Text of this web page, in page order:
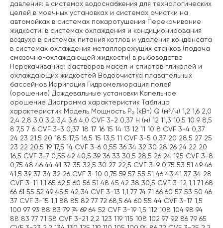
давления: в системах водоснабжения для технологических
целей в моечных установках и системах очистки на
автомойках в системах пожаротушения Перекачивание
жидкости: в системах охлаждения и кондиционирования
воздуха в системах питания котлов и удаления конденсата
в системах охлаждения металлорежущих станков (подача
смазочно-охлаждающей жидкости) в рыбоводстве
Перекачивание: растворов масел и спиртов гликолей и
охлаждающих жидкостей Водоочистка плавательных
бассейнов Ирригация Гидромелиорация полей
(орошение) Дождевальные установки Капельное
орошение Диаграмма характеристик Таблица
характеристик Модель Мощность P₂ (кВт) Q (м³/ч) 1,2 1,6 2,0
2,4 2,8 3,0 3,2 3,4 3,6 4,0 CVF 3-2 0,37 H (м) 12 11,3 10,5 10 9 8,5
8 7,5 7 6 CVF 3-3 0,37 18 17 16 15 14 13 12 11 10 8 CVF 3-4 0,37
24 23 21,5 20 18,5 17,5 16,5 15 13,5 11 CVF 3-5 0,37 20 28,5 27 25
23 22 20,5 19 17,5 14 CVF 3-6 0,55 36 34 32 30 28 26 24 22 20
16,5 CVF 3-7 0,55 42 40,5 39 36 33 30,5 28,5 26 24 19,5 CVF 3-8
0,75 48 46 44 41 37 35 32,5 30 27 22,5 CVF 3-9 0,75 53 51 49 46
41,5 39 37 34 32 26 CVF 3-10 0,75 59 57 55 51 46 43 41 37 34 28
CVF 3-11 1,1 65 62,5 60 56 51 48 45 42 38 30,5 CVF 3-12 1,1 71 68
66 61 55 52 49 45,5 42 34 CVF 3-13 1,1 77 74 71 66 60 57 53 50 46
37 CVF 3-15 1,1 88 85 82 77 72 68,5 64 60 55 44 CVF 3-17 1,5
100 97 93 88 83 79 74 69 64 52 CVF 3-19 1,5 112 108 104 98 94
88 83 77 71 58 CVF 3-21 2,2 123 119 115 108 102 97 92 86 79 65